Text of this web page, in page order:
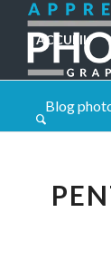
ACCUEIL
Blog